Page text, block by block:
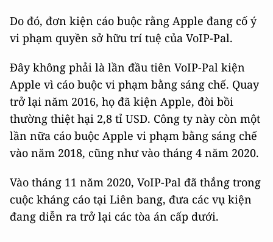
Do đó, đơn kiện cáo buộc rằng Apple đang cố ý
vi phạm quyền sở hữu trí tuệ của VoIP-Pal.
Đây không phải là lần đầu tiên VoIP-Pal kiện
Apple vì cáo buộc vi phạm bằng sáng chế. Quay
trở lại năm 2016, họ đã kiện Apple, đòi bồi
thường thiệt hại 2,8 tỉ USD. Công ty này còn một
lần nữa cáo buộc Apple vi phạm bằng sáng chế
vào năm 2018, cũng như vào tháng 4 năm 2020.
Vào tháng 11 năm 2020, VoIP-Pal đã thắng trong
cuộc kháng cáo tại Liên bang, đưa các vụ kiện
đang diễn ra trở lại các tòa án cấp dưới.